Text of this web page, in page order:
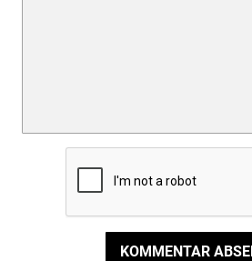
KOMMENTAR